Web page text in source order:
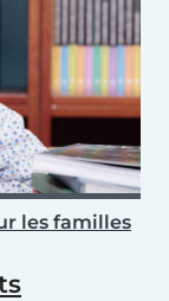
les familles